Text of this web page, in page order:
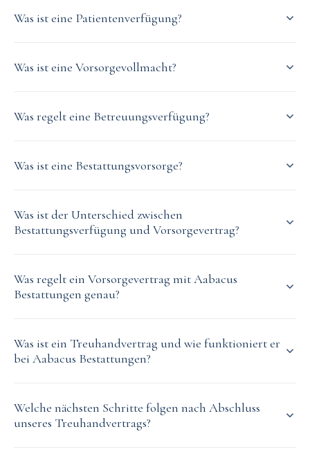
Was ist eine Patientenverfügung?
Was ist eine Vorsorgevollmacht?
Was regelt eine Betreuungsverfügung?
Was ist eine Bestattungsvorsorge?
Was ist der Unterschied zwischen
Bestattungsverfügung und Vorsorgevertrag?
Was regelt ein Vorsorgevertrag mit Aabacus
Bestattungen genau?
Was ist ein Treuhandvertrag und wie funktioniert er
bei Aabacus Bestattungen?
Welche nächsten Schritte folgen nach Abschluss
unseres Treuhandvertrags?